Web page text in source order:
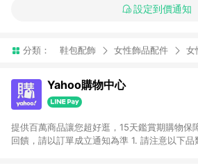
設定到價通知
分類： 鞋包配飾 女性飾品配件 女
Yahoo購物中心
提供百萬商品讓您超好逛，15天鑑賞期購物保
回饋，請以訂單成立通知為準 1. 請注意以下品類商品均無回饋：